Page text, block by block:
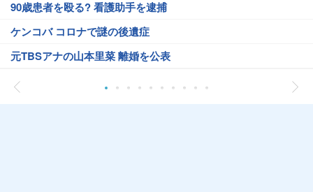
90歳患者を殴る? 看護助手を逮捕
ケンコバ コロナで謎の後遺症
元TBSアナの山本里菜 離婚を公表